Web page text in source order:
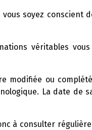
soyez conscient
véritables
modifiée ou
La date de
à consulter